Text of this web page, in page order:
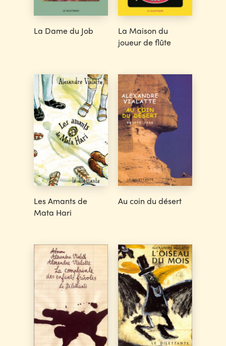
La Dame du Job
La Maison du
joueur de flûte
Les Amants de
Mata Hari
Au coin du désert